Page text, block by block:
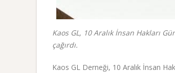
Kaos GL, 10 Aralık İnsan Hakları
çağırdı.
Kaos GL Derneği, 10 Aralık İnsan